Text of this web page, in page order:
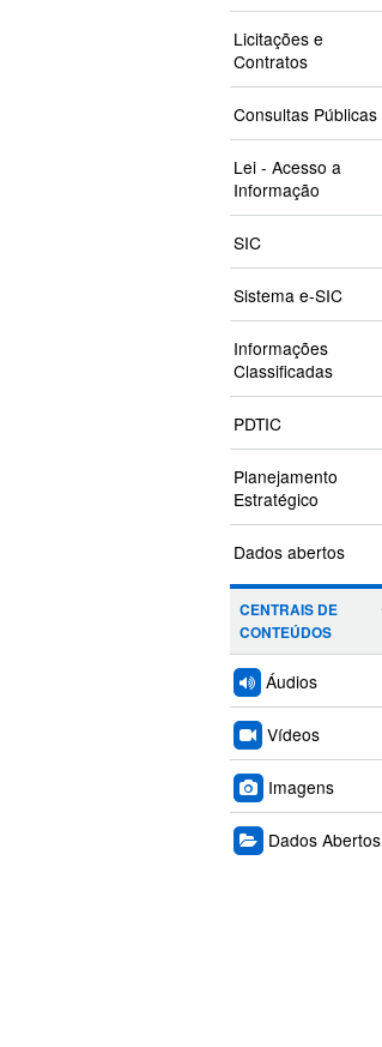
Licitações e
Contratos
Consultas Públicas
Lei - Acesso a
Informação
SIC
Sistema e-SIC
Informações
Classificadas
PDTIC
Planejamento
Estratégico
Dados abertos
CENTRAIS DE
CONTEÚDOS
Áudios
Vídeos
Imagens
Dados Abertos